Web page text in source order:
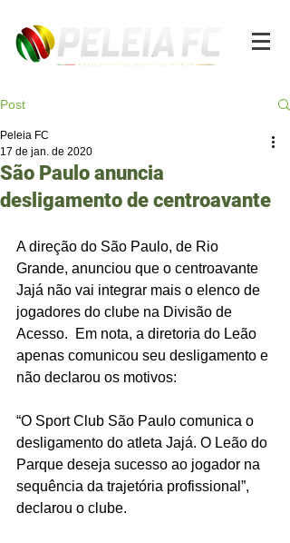
Post
São Paulo anuncia
desligamento de centroavante
Peleia FC
17 de jan. de 2020
A direção do São Paulo, de Rio
Grande, anunciou que o centroavante
Jajá não vai integrar mais o elenco de
jogadores do clube na Divisão de
Acesso.  Em nota, a diretoria do Leão
apenas comunicou seu desligamento e
não declarou os motivos:
“O Sport Club São Paulo comunica o
desligamento do atleta Jajá. O Leão do
Parque deseja sucesso ao jogador na
sequência da trajetória profissional”,
declarou o clube.